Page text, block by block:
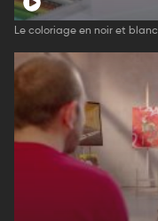
Le coloriage en noir et blanc